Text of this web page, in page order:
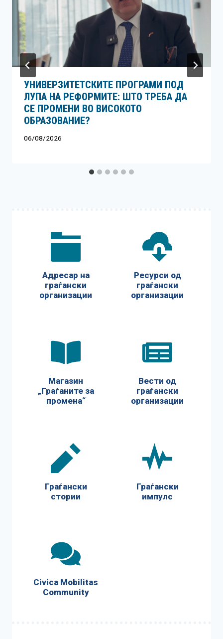
УНИВЕРЗИТЕТСКИТЕ ПРОГРАМИ ПОД
ЛУПА НА РЕФОРМИТЕ: ШТО ТРЕБА ДА
СЕ ПРОМЕНИ ВО ВИСОКОТО
ОБРАЗОВАНИЕ?
06/08/2026
Адресар на
граѓански
организации
Ресурси од
граѓански
организации
Магазин
„Граѓаните за
промена“
Вести од
граѓански
организации
Граѓански
стории
Граѓански
импулс
Civica Mobilitas
Community